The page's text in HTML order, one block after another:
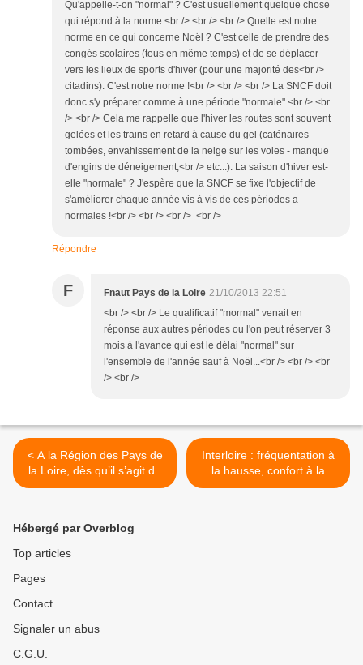
Qu'appelle-t-on "normal" ? C'est usuellement quelque chose
qui répond à la norme.<br /> <br /> <br /> Quelle est notre
norme en ce qui concerne Noël ? C'est celle de prendre des
congés scolaires (tous en même temps) et de se déplacer
vers les lieux de sports d'hiver (pour une majorité des<br />
citadins). C'est notre norme !<br /> <br /> <br /> La SNCF doit
donc s'y préparer comme à une période "normale".<br /> <br
/> <br /> Cela me rappelle que l'hiver les routes sont souvent
gelées et les trains en retard à cause du gel (caténaires
tombées, envahissement de la neige sur les voies - manque
d'engins de déneigement,<br /> etc...). La saison d'hiver est-
elle "normale" ? J'espère que la SNCF se fixe l'objectif de
s'améliorer chaque année vis à vis de ces périodes a-
normales !<br /> <br /> <br /> <br />
Répondre
F Fnaut Pays de la Loire 21/10/2013 22:51
<br /> <br /> Le qualificatif "mormal" venait en
réponse aux autres périodes ou l'on peut réserver 3
mois à l'avance qui est le délai "normal" sur
l'ensemble de l'année sauf à Noël...<br /> <br /> <br
/> <br />
< A la Région des Pays de
la Loire, dès qu’il s’agit de
NDdL, la raison semble
Interloire : fréquentation à
la hausse, confort à la
baisse... et la SNCF à
Hébergé par Overblog
Top articles
Pages
Contact
Signaler un abus
C.G.U.